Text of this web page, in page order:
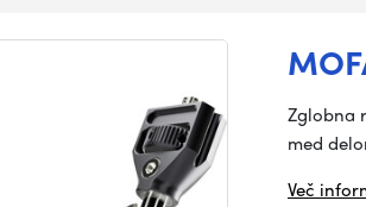
Zglobna
med
Več